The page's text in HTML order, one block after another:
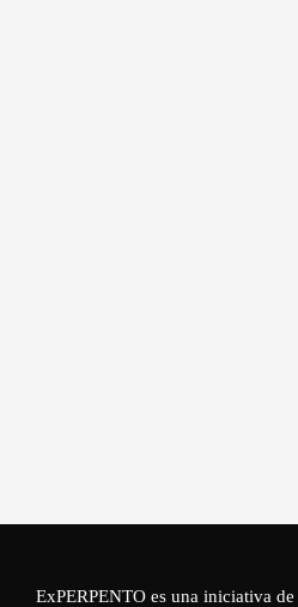
ExPERPENTO es una iniciativa de